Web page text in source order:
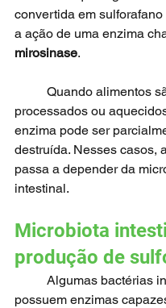
convertida em
a ação de uma enzima
mirosinase.
processados ou
enzima pode ser
destruída. Nesses casos,
passa a depender da
intestinal.
Microbiota
produção de
possuem enzimas